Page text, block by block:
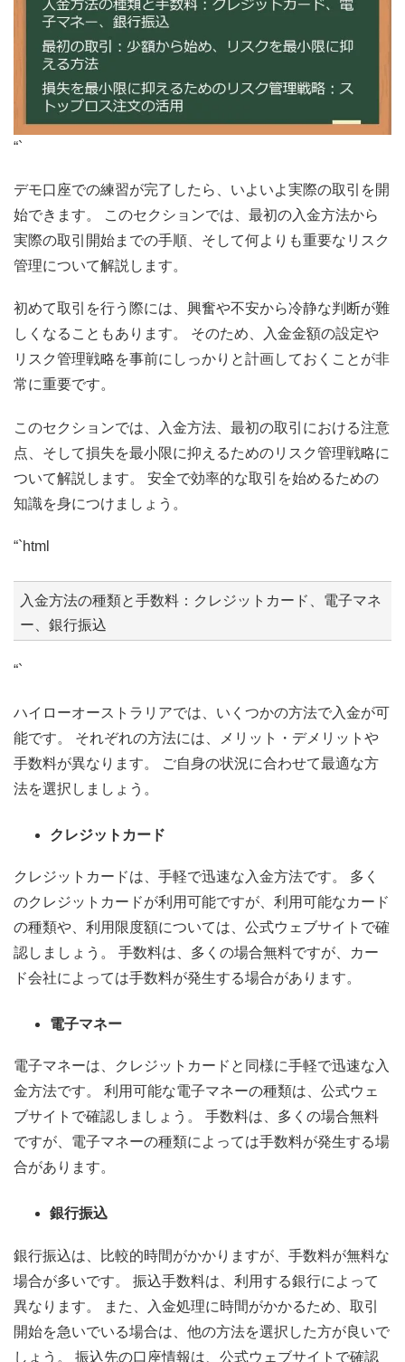
“`
デモ口座での練習が完了したら、いよいよ実際の取引を開
始できます。 このセクションでは、最初の入金方法から
実際の取引開始までの手順、そして何よりも重要なリスク
管理について解説します。
初めて取引を行う際には、興奮や不安から冷静な判断が難
しくなることもあります。 そのため、入金金額の設定や
リスク管理戦略を事前にしっかりと計画しておくことが非
常に重要です。
このセクションでは、入金方法、最初の取引における注意
点、そして損失を最小限に抑えるためのリスク管理戦略に
ついて解説します。 安全で効率的な取引を始めるための
知識を身につけましょう。
“`html
入金方法の種類と手数料：クレジットカード、電子マネ
ー、銀行振込
“`
ハイローオーストラリアでは、いくつかの方法で入金が可
能です。 それぞれの方法には、メリット・デメリットや
手数料が異なります。 ご自身の状況に合わせて最適な方
法を選択しましょう。
クレジットカード
クレジットカードは、手軽で迅速な入金方法です。 多く
のクレジットカードが利用可能ですが、利用可能なカード
の種類や、利用限度額については、公式ウェブサイトで確
認しましょう。 手数料は、多くの場合無料ですが、カー
ド会社によっては手数料が発生する場合があります。
電子マネー
電子マネーは、クレジットカードと同様に手軽で迅速な入
金方法です。 利用可能な電子マネーの種類は、公式ウェ
ブサイトで確認しましょう。 手数料は、多くの場合無料
ですが、電子マネーの種類によっては手数料が発生する場
合があります。
銀行振込
銀行振込は、比較的時間がかかりますが、手数料が無料な
場合が多いです。 振込手数料は、利用する銀行によって
異なります。 また、入金処理に時間がかかるため、取引
開始を急いでいる場合は、他の方法を選択した方が良いで
しょう。 振込先の口座情報は、公式ウェブサイトで確認